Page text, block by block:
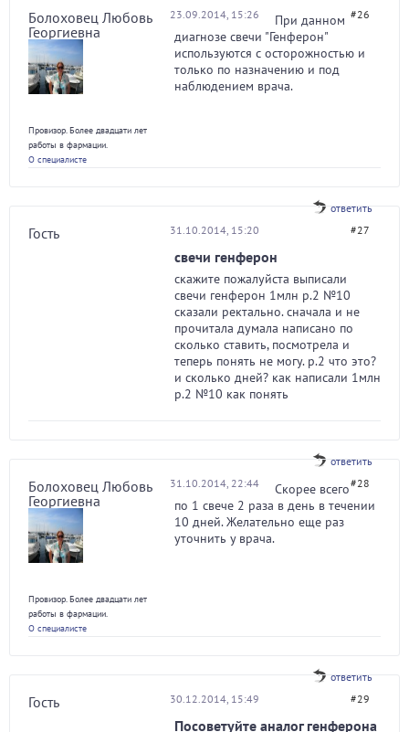
Болоховец Любовь
Георгиевна
Провизор. Более двадцати лет
работы в фармации.
О специалисте
23.09.2014, 15:26 #26
При данном
диагнозе свечи "Генферон"
используются с осторожностью и
только по назначению и под
наблюдением врача.
ответить
Гость 31.10.2014, 15:20 #27
свечи генферон
скажите пожалуйста выписали
свечи генферон 1млн р.2 №10
сказали ректально. сначала и не
прочитала думала написано по
сколько ставить, посмотрела и
теперь понять не могу. р.2 что это?
и сколько дней? как написали 1млн
р.2 №10 как понять
ответить
Болоховец Любовь
Георгиевна
Провизор. Более двадцати лет
работы в фармации.
О специалисте
31.10.2014, 22:44 #28
Скорее всего
по 1 свече 2 раза в день в течении
10 дней. Желательно еще раз
уточнить у врача.
ответить
Гость 30.12.2014, 15:49 #29
Посоветуйте аналог генферона